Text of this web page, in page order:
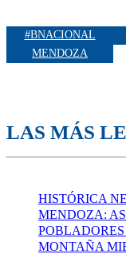
#BNACIONAL
MENDOZA
LAS MÁS
HISTÓRICA
MENDOZA:
MONTAÑA